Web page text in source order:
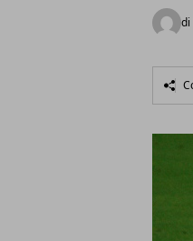
di